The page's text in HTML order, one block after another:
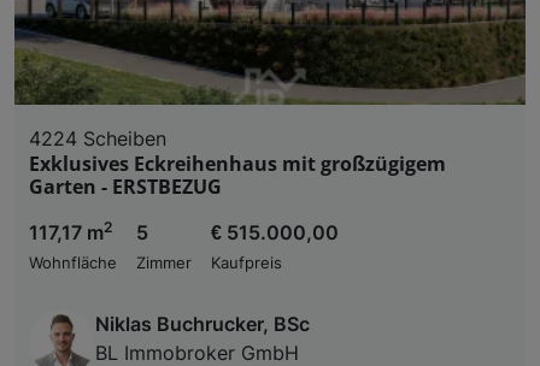
4224 Scheiben
Exklusives Eckreihenhaus mit großzügigem
Garten - ERSTBEZUG
117,17 m2
Wohnfläche
5
Zimmer
€ 515.000,00
Kaufpreis
Niklas Buchrucker, BSc
BL Immobroker GmbH